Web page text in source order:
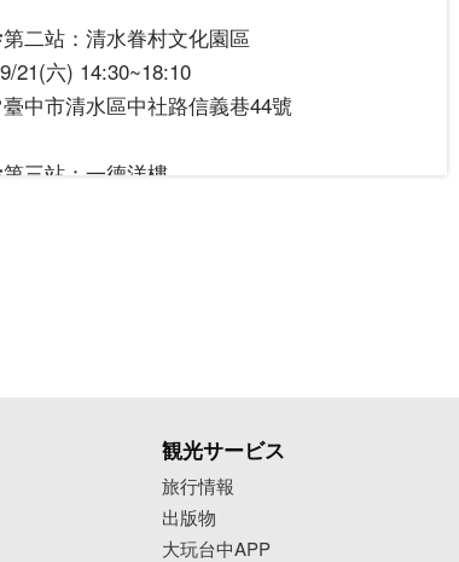
二站：清水眷村文化園區
21(六) 14:30~18:10
臺中市清水區中社路信義巷44號
三站：一德洋樓
舞台：臺中市民廣場🎉🎉
11(五)－10/18(五) 19:00~21:30
19(六)－10/20(日) 17:30~21:30
中市西區公益路163-1號
観光サービス
旅行情報
出版物
大玩台中APP